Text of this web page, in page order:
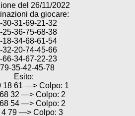
del 26/11/2022
da giocare:
30-31-69-21-32
25-36-75-68-38
18-34-68-61-54
32-20-74-45-66
66-34-67-22-23
35-42-45-78
Esito:
18 61 —> Colpo: 1
32 —> Colpo: 2
54 —> Colpo: 2
4 79 —> Colpo: 3